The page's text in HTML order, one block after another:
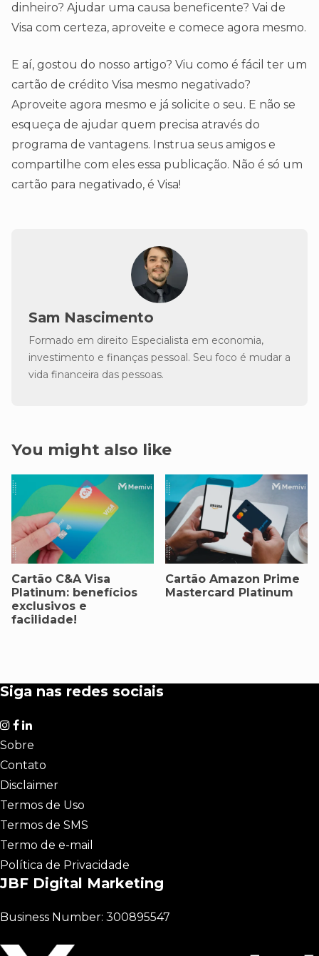
dinheiro? Ajudar uma causa beneficente? Vai de
Visa com certeza, aproveite e comece agora mesmo.
E aí, gostou do nosso artigo? Viu como é fácil ter um
cartão de crédito Visa mesmo negativado?
Aproveite agora mesmo e já solicite o seu. E não se
esqueça de ajudar quem precisa através do
programa de vantagens. Instrua seus amigos e
compartilhe com eles essa publicação. Não é só um
cartão para negativado, é Visa!
Sam Nascimento
Formado em direito Especialista em economia,
investimento e finanças pessoal. Seu foco é mudar a
vida financeira das pessoas.
You might also like
Cartão C&A Visa
Platinum: benefícios
exclusivos e
facilidade!
Cartão Amazon Prime
Mastercard Platinum
Siga nas redes sociais
Sobre
Contato
Disclaimer
Termos de Uso
Termos de SMS
Termo de e-mail
Política de Privacidade
JBF Digital Marketing
Business Number: 300895547